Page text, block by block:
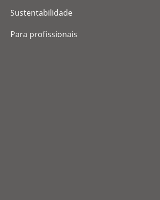
Sustentabilidade
Para profissionais